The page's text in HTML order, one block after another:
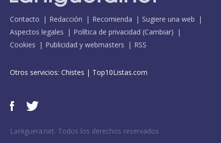
Contacto Redacción Recomienda
Sugiere una web
Aspectos legales
Política de privacidad (Cambiar)
Cookies
Publicidad y webmasters RSS
Otros servicios: Chistes | Top10Listas.com
LaHiguera.net. Todos los derechos reservados